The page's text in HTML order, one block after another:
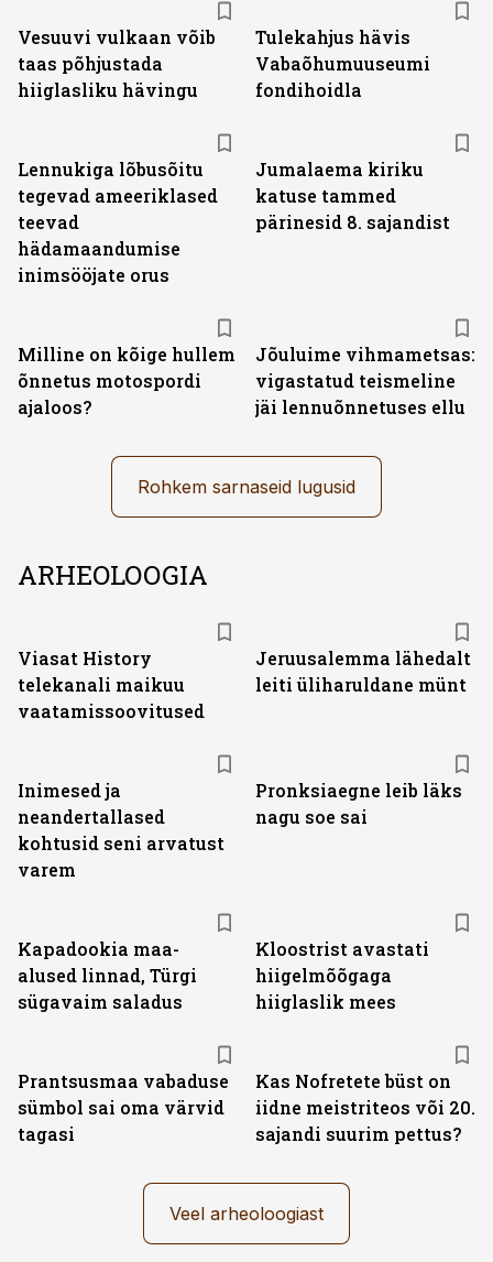
Vesuuvi vulkaan võib
taas põhjustada
hiiglasliku hävingu
Tulekahjus hävis
Vabaõhumuuseumi
fondihoidla
Lennukiga lõbusõitu
tegevad ameeriklased
teevad
hädamaandumise
inimsööjate orus
Jumalaema kiriku
katuse tammed
pärinesid 8. sajandist
Milline on kõige hullem
õnnetus motospordi
ajaloos?
Jõuluime vihmametsas:
vigastatud teismeline
jäi lennuõnnetuses ellu
Rohkem sarnaseid lugusid
ARHEOLOOGIA
Viasat History
telekanali maikuu
vaatamissoovitused
Jeruusalemma lähedalt
leiti üliharuldane münt
Inimesed ja
neandertallased
kohtusid seni arvatust
varem
Pronksiaegne leib läks
nagu soe sai
Kapadookia maa-
alused linnad, Türgi
sügavaim saladus
Kloostrist avastati
hiigelmõõgaga
hiiglaslik mees
Prantsusmaa vabaduse
sümbol sai oma värvid
tagasi
Kas Nofretete büst on
iidne meistriteos või 20.
sajandi suurim pettus?
Veel arheoloogiast